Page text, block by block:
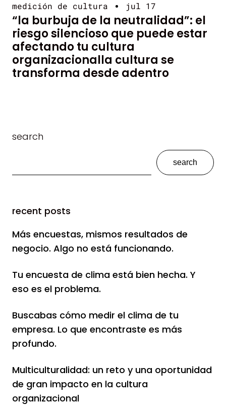
medición de cultura
jul 17
“la burbuja de la neutralidad”: el
riesgo silencioso que puede estar
afectando tu cultura
organizacionalla cultura se
transforma desde adentro
search
search
recent posts
Más encuestas, mismos resultados de
negocio. Algo no está funcionando.
Tu encuesta de clima está bien hecha. Y
eso es el problema.
Buscabas cómo medir el clima de tu
empresa. Lo que encontraste es más
profundo.
Multiculturalidad: un reto y una oportunidad
de gran impacto en la cultura
organizacional